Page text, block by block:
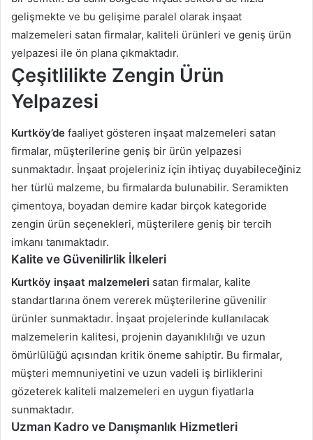
gelişmekte ve bu gelişime paralel olarak inşaat
malzemeleri satan firmalar, kaliteli ürünleri ve geniş ürün
yelpazesi ile ön plana çıkmaktadır.
Çeşitlilikte Zengin Ürün
Yelpazesi
Kurtköy’de faaliyet gösteren inşaat malzemeleri satan
firmalar, müşterilerine geniş bir ürün yelpazesi
sunmaktadır. İnşaat projeleriniz için ihtiyaç duyabileceğiniz
her türlü malzeme, bu firmalarda bulunabilir. Seramikten
çimentoya, boyadan demire kadar birçok kategoride
zengin ürün seçenekleri, müşterilere geniş bir tercih
imkanı tanımaktadır.
Kalite ve Güvenilirlik İlkeleri
Kurtköy inşaat malzemeleri satan firmalar, kalite
standartlarına önem vererek müşterilerine güvenilir
ürünler sunmaktadır. İnşaat projelerinde kullanılacak
malzemelerin kalitesi, projenin dayanıklılığı ve uzun
ömürlülüğü açısından kritik öneme sahiptir. Bu firmalar,
müşteri memnuniyetini ve uzun vadeli iş birliklerini
gözeterek kaliteli malzemeleri en uygun fiyatlarla
sunmaktadır.
Uzman Kadro ve Danışmanlık Hizmetleri